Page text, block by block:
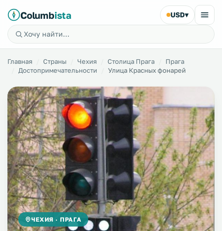
Columbista USD▾
Главная Страны Чехия Столица Прага
Прага
Достопримечательности
Улица Красных фонарей
ЧЕХИЯ · ПРАГА